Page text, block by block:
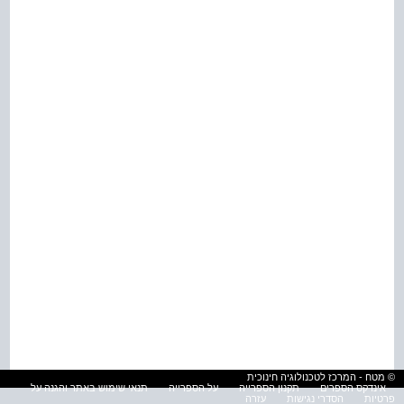
© מטח - המרכז לטכנולוגיה חינוכית
אינדקס הספרים
תקנון הספרייה על הספרייה
תנאי שימוש באתר והגנה על
פרטיות
הסדרי נגישות עזרה